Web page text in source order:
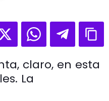
claro, en esta
La